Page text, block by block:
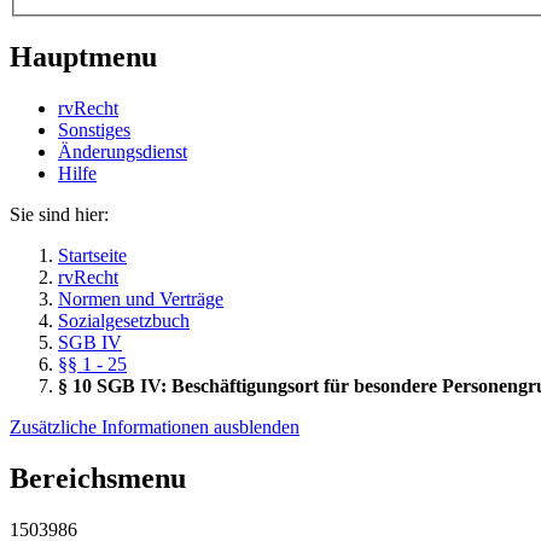
Hauptmenu
rvRecht
Sonstiges
Änderungsdienst
Hil­fe
Sie sind hier:
Startseite
rvRecht
Normen und Verträge
Sozialgesetzbuch
SGB IV
§§ 1 - 25
§ 10 SGB IV: Beschäftigungsort für besondere
Zusätzliche Informationen ausblenden
Bereichsmenu
1503986